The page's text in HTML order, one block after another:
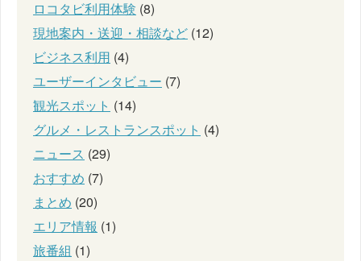
ロコタビ利用体験 (8)
現地案内・送迎・相談など (12)
ビジネス利用 (4)
ユーザーインタビュー (7)
観光スポット (14)
グルメ・レストランスポット (4)
ニュース (29)
おすすめ (7)
まとめ (20)
エリア情報 (1)
旅番組 (1)